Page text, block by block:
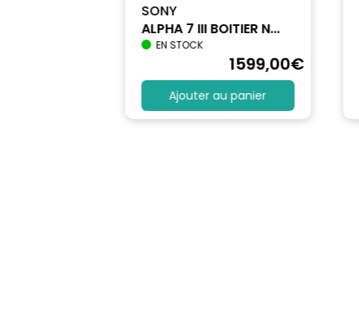
SONY
ALPHA 7 III BOITIER N...
EN STOCK
1599,00€
Ajouter au panier